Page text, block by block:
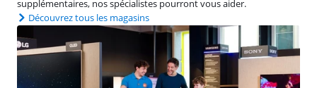
supplémentaires, nos spécialistes pourront vous aider.
Découvrez tous les magasins